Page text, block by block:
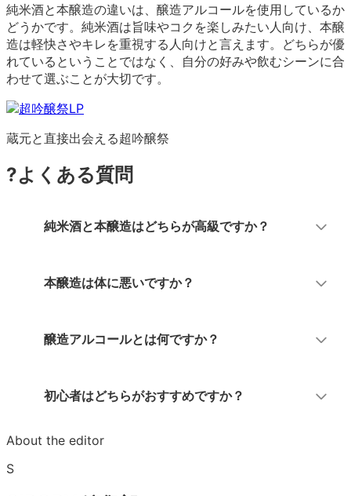
純米酒と本醸造の違いは、醸造アルコールを使用しているか
どうかです。純米酒は旨味やコクを楽しみたい人向け、本醸
造は軽快さやキレを重視する人向けと言えます。どちらが優
れているということではなく、自分の好みや飲むシーンに合
わせて選ぶことが大切です。
蔵元と直接出会える超吟醸祭
?よくある質問
純米酒と本醸造はどちらが高級ですか？
本醸造は体に悪いですか？
醸造アルコールとは何ですか？
初心者はどちらがおすすめですか？
About the editor
S